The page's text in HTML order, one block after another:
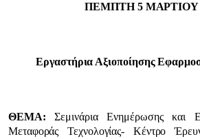
ΠΕΜΠΤΗ 5 ΜΑΡΤΙΟΥ
Εργαστήρια Αξιοποίησης
ΘΕΜΑ:Σεμινάρια Ενημέρωσης και
Μεταφοράς Τεχνολογίας- Κέντρο